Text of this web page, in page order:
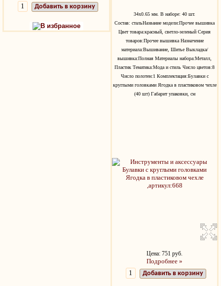
Добавить в корзину
В избранное
34x0.65 мм. В наборе: 40 шт.
Состав: стальНазвание модели:Прочее вышивка
Цвет товара:красный, светло-зеленый Серия
товаров:Прочее вышивка Назначение
материала:Вышивание, Шитье Выкладка/
вышивка:Полная Материалы набора:Металл,
Пластик Тематика:Мода и стиль Число цветов:8
Число полотен:1 Комплектация:Булавки с
круглыми головками Ягодка в пластиковом чехле
(40 шт) Габарит упаковки, см
Цена: 751 руб.
Подробнее »
Добавить в корзину